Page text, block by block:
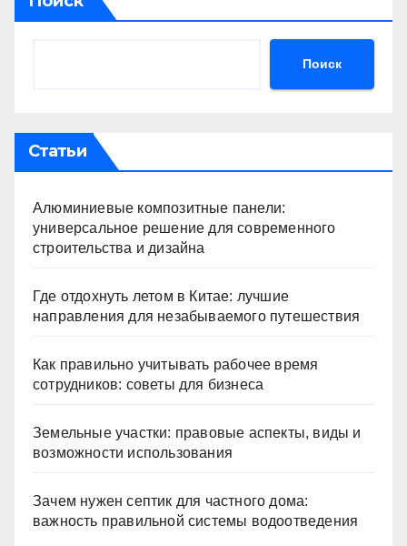
Поиск
Статьи
Алюминиевые композитные панели:
универсальное решение для современного
строительства и дизайна
Где отдохнуть летом в Китае: лучшие
направления для незабываемого путешествия
Как правильно учитывать рабочее время
сотрудников: советы для бизнеса
Земельные участки: правовые аспекты, виды и
возможности использования
Зачем нужен септик для частного дома:
важность правильной системы водоотведения